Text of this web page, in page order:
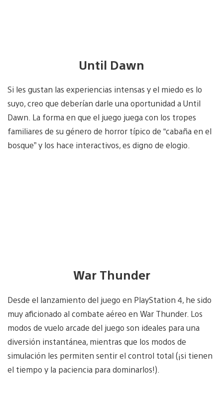
Until Dawn
Si les gustan las experiencias intensas y el miedo es lo
suyo, creo que deberían darle una oportunidad a Until
Dawn. La forma en que el juego juega con los tropes
familiares de su género de horror típico de “cabaña en el
bosque” y los hace interactivos, es digno de elogio.
War Thunder
Desde el lanzamiento del juego en PlayStation 4, he sido
muy aficionado al combate aéreo en War Thunder. Los
modos de vuelo arcade del juego son ideales para una
diversión instantánea, mientras que los modos de
simulación les permiten sentir el control total (¡si tienen
el tiempo y la paciencia para dominarlos!).